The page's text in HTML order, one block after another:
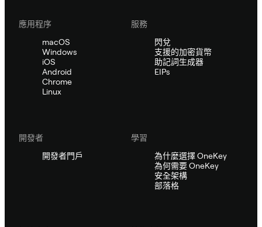
應用程序
macOS
Windows
iOS
Android
Chrome
Linux
服務
閃兌
支援的加密貨幣
助記詞生成器
EIPs
開發者
開發者門戶
學習
為什麼選擇 OneKey
為何需要 OneKey
安全架構
部落格